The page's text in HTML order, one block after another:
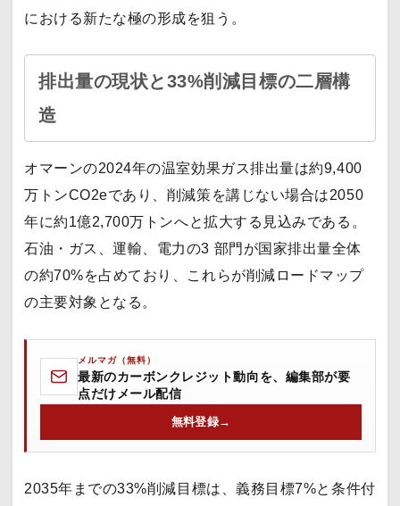
における新たな極の形成を狙う。
排出量の現状と33%削減目標の二層構
造
オマーンの2024年の温室効果ガス排出量は約9,400
万トンCO2eであり、削減策を講じない場合は2050
年に約1億2,700万トンへと拡大する見込みである。
石油・ガス、運輸、電力の3 部門が国家排出量全体
の約70%を占めており、これらが削減ロードマップ
の主要対象となる。
メルマガ（無料）
最新のカーボンクレジット動向を、編集部が要
点だけメール配信
無料登録→
2035年までの33%削減目標は、義務目標7%と条件付